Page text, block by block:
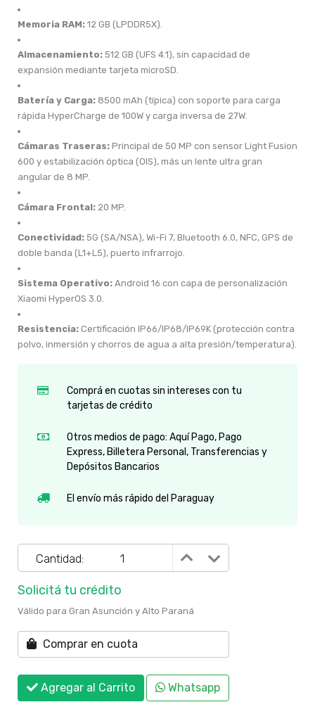
Memoria RAM: 12 GB (LPDDR5X).
Almacenamiento: 512 GB (UFS 4.1), sin capacidad de
expansión mediante tarjeta microSD.
Batería y Carga: 8500 mAh (típica) con soporte para carga
rápida HyperCharge de 100W y carga inversa de 27W.
Cámaras Traseras: Principal de 50 MP con sensor Light Fusion
600 y estabilización óptica (OIS), más un lente ultra gran
angular de 8 MP.
Cámara Frontal: 20 MP.
Conectividad: 5G (SA/NSA), Wi-Fi 7, Bluetooth 6.0, NFC, GPS de
doble banda (L1+L5), puerto infrarrojo.
Sistema Operativo: Android 16 con capa de personalización
Xiaomi HyperOS 3.0.
Resistencia: Certificación IP66/IP68/IP69K (protección contra
polvo, inmersión y chorros de agua a alta presión/temperatura).
Comprá en cuotas sin intereses con tu
tarjetas de crédito
Otros medios de pago: Aquí Pago, Pago
Express, Billetera Personal, Transferencias y
Depósitos Bancarios
El envío más rápido del Paraguay
Cantidad:
Solicitá tu crédito
Válido para Gran Asunción y Alto Paraná
Comprar en cuota
Agregar al Carrito Whatsapp